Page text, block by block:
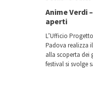
Anime Verdi
aperti
L’Ufficio
Padova realizza
alla scoperta dei
festival si svolge